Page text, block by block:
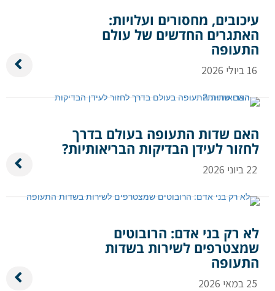
עיכובים, מחסורים ועלויות:
האתגרים החדשים של עולם
התעופה
16 ביולי 2026
האם שדות התעופה בעולם בדרך
לחזור לעידן הבדיקות הבריאותיות?
22 ביוני 2026
לא רק בני אדם: הרובוטים
שמצטרפים לשירות בשדות
התעופה
25 במאי 2026
שלח הודעה